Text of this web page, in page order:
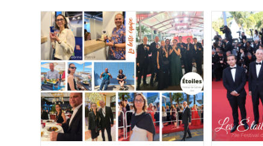
Entrent
Dans
L’univers
De
La
Bayadère